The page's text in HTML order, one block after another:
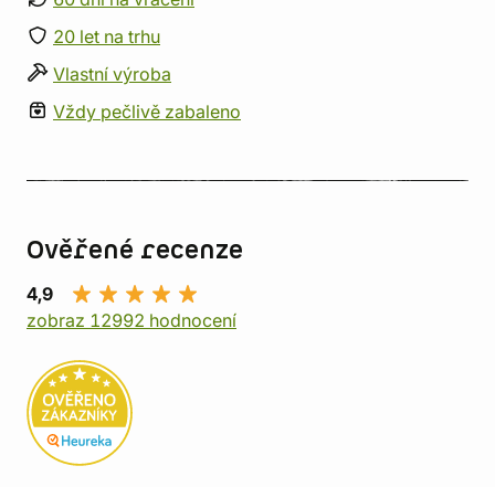
20 let na trhu
Vlastní výroba
Vždy pečlivě zabaleno
Ověřené recenze
4,9
zobraz 12992 hodnocení